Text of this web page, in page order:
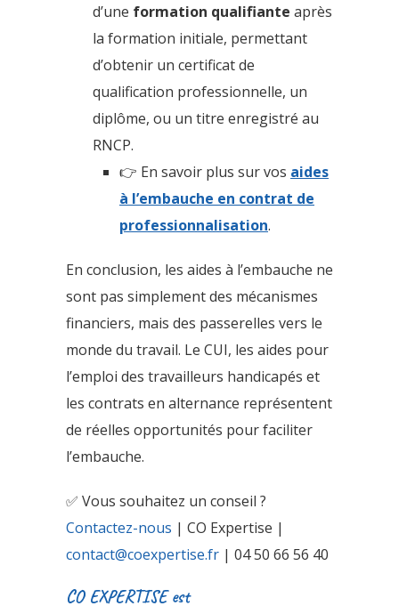
d’une formation qualifiante après
la formation initiale, permettant
d’obtenir un certificat de
qualification professionnelle, un
diplôme, ou un titre enregistré au
RNCP.
👉 En savoir plus sur vos aides
à l’embauche en contrat de
professionnalisation.
En conclusion, les aides à l’embauche ne
sont pas simplement des mécanismes
financiers, mais des passerelles vers le
monde du travail. Le CUI, les aides pour
l’emploi des travailleurs handicapés et
les contrats en alternance représentent
de réelles opportunités pour faciliter
l’embauche.
✅ Vous souhaitez un conseil ?
Contactez-nous | CO Expertise |
contact@coexpertise.fr | 04 50 66 56 40
CO EXPERTISE est